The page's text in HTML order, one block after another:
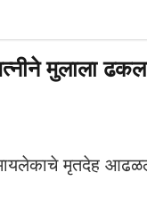
मुलाला
मायलेकाचे मृतदेह